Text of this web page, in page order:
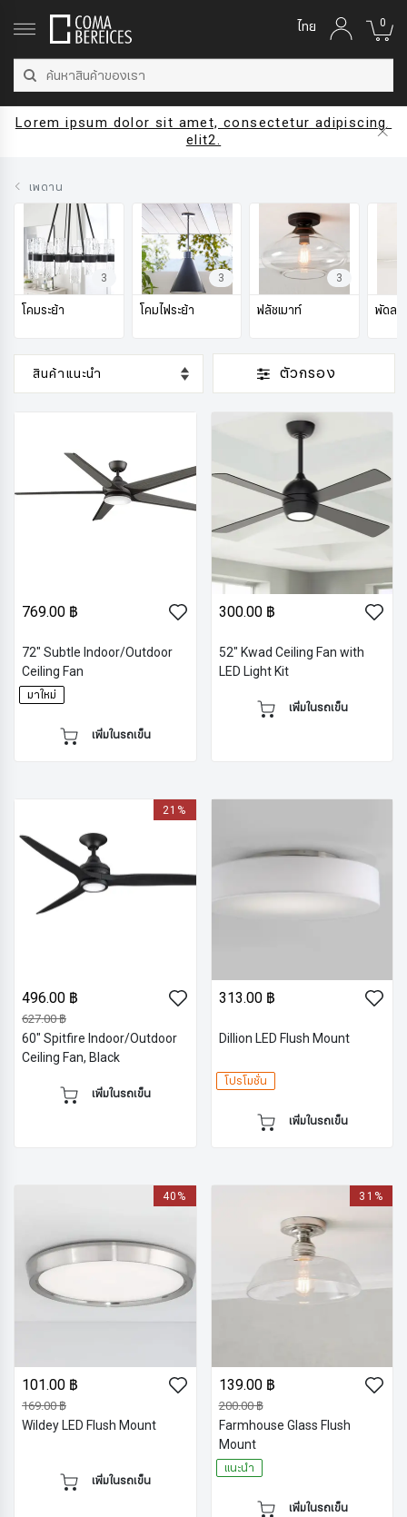
ไทย 0
Lorem ipsum dolor sit amet, consectetur adipiscing
elit2.
เพดาน
3
โคมระย้า
3
โคมไฟระย้า
3
ฟลัชเมาท์ พัดลม
ตัวกรอง
769.00 ฿
72" Subtle Indoor/Outdoor
Ceiling Fan
มาใหม่
เพิ่มในรถเข็น
300.00 ฿
52" Kwad Ceiling Fan with
LED Light Kit
เพิ่มในรถเข็น
21%
496.00 ฿
627.00 ฿
60" Spitfire Indoor/Outdoor
Ceiling Fan, Black
เพิ่มในรถเข็น
313.00 ฿
Dillion LED Flush Mount
โปรโมชั่น
เพิ่มในรถเข็น
40%
101.00 ฿
169.00 ฿
Wildey LED Flush Mount
เพิ่มในรถเข็น
31%
139.00 ฿
200.00 ฿
Farmhouse Glass Flush
Mount
แนะนำ
เพิ่มในรถเข็น